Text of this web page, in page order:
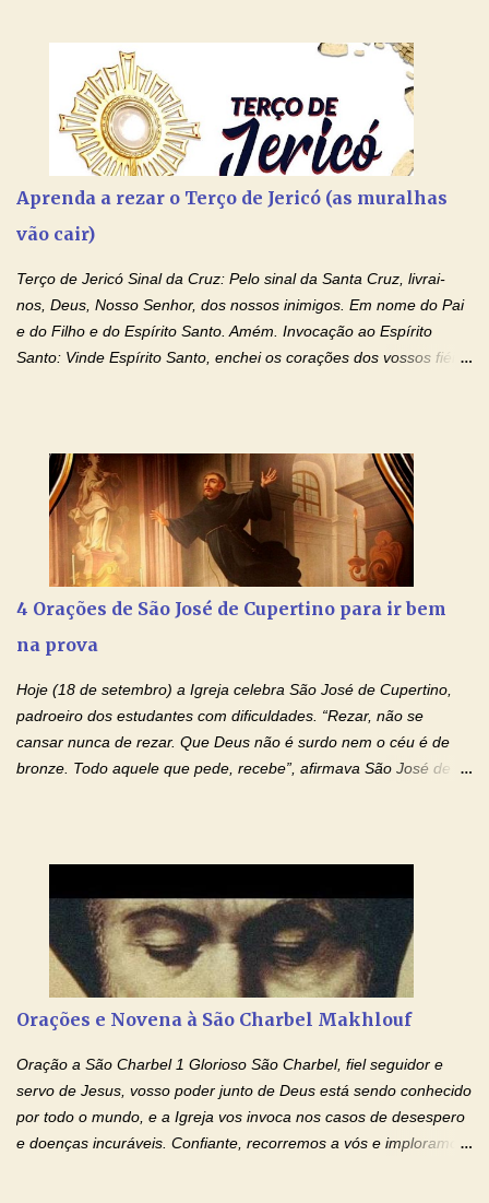
Aprenda a rezar o Terço de Jericó (as muralhas
vão cair)
Terço de Jericó Sinal da Cruz: Pelo sinal da Santa Cruz, livrai-
nos, Deus, Nosso Senhor, dos nossos inimigos. Em nome do Pai
e do Filho e do Espírito Santo. Amém. Invocação ao Espírito
Santo: Vinde Espírito Santo, enchei os corações dos vossos fiéis
Santo, fazei que apreciemos retamente todas as coisas segundo
o mesmo Espírito e gozemos sempre da sua consolação. Por
Cristo, Senhor Nosso. Amém. Creio: Creio em Deus Pai Todo-
Poderoso, Criador do céu e da terra; e em Jesus Cristo, seu
único Filho, nosso Senhor; que foi concebido pelo poder do Espí­
foi crucificado, morto e sepultado. Desceu à mansão dos mortos;
ressuscitou ao terceiro dia; subiu aos céus, está sentado à direita
4 Orações de São José de Cupertino para ir bem
na prova
Hoje (18 de setembro) a Igreja celebra São José de Cupertino,
padroeiro dos estudantes com dificuldades. “Rezar, não se
cansar nunca de rezar. Que Deus não é surdo nem o céu é de
bronze. Todo aquele que pede, recebe”, afirmava São José de
mim o teu fervor, a tua sabedoria e a tua fé. Mostra tua bondade,
ajudando-me e eu me esforçarei para imitar tuas virtudes.
Glória… Amável protetor meu, o estudo geralmente é difícil, duro
e entediante para mim. Tu podes deixar tudo isso mais fácil e
esforço maior em meus estudos e uma vida mais digna de tua
santidade. Glória… Deus, que quiseste atrair tudo a teu unigênito
Filho, que foi crucificado, permite que, pelos méritos e exemplos
de te...
Orações e Novena à São Charbel Makhlouf
Oração a São Charbel 1 Glorioso São Charbel, fiel seguidor e
servo de Jesus, vosso poder junto de Deus está sendo conhecido
por todo o mundo, e a Igreja vos invoca nos casos de desespero
e doenças incuráveis. Confiante, recorremos a vós e imploramos